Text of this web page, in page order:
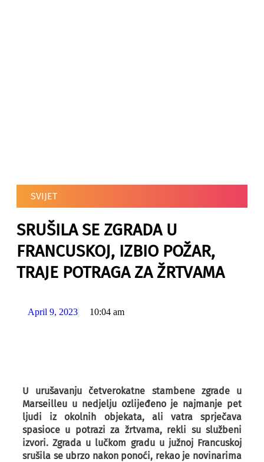
SVIJET
SRUŠILA SE ZGRADA U
FRANCUSKOJ, IZBIO POŽAR,
TRAJE POTRAGA ZA ŽRTVAMA
April 9, 2023 10:04 am
U urušavanju četverokatne stambene zgrade u
Marseilleu u nedjelju ozlijeđeno je najmanje pet
ljudi iz okolnih objekata, ali vatra sprječava
spasioce u potrazi za žrtvama, rekli su službeni
izvori. Zgrada u lučkom gradu u južnoj Francuskoj
srušila se ubrzo nakon ponoći, rekao je novinarima